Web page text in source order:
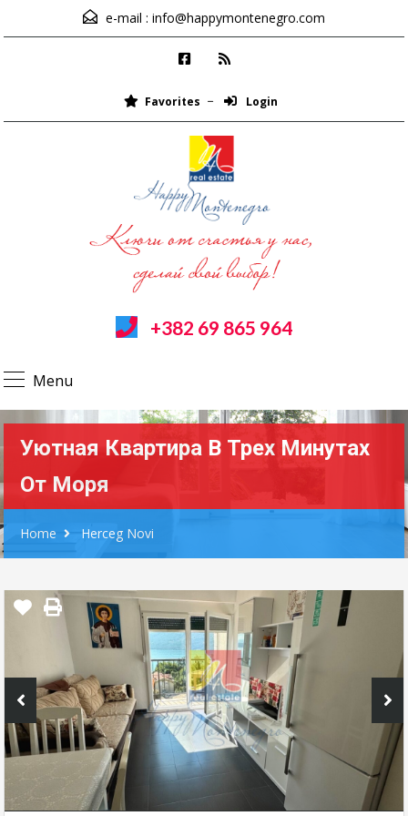
e-mail : info@happymontenegro.com
Favorites Login
+382 69 865 964
Menu
Уютная Квартира В Трех Минутах
От Моря
Home Herceg Novi